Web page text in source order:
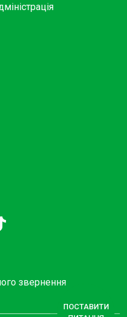
звернення
ПОСТАВИТИ